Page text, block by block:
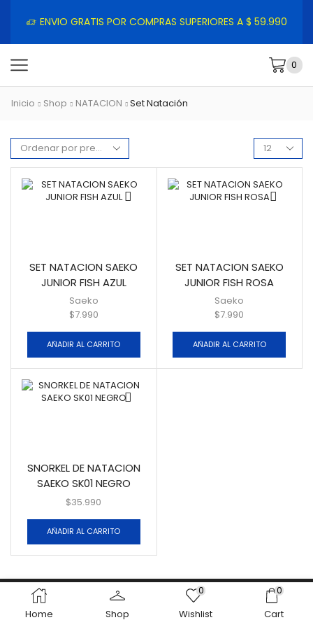
ENVIO GRATIS POR COMPRAS SUPERIORES A $ 59.990
0
Inicio Shop NATACION Set Natación
SET NATACION SAEKO
JUNIOR FISH AZUL
Saeko
$7.990
AÑADIR AL CARRITO
SET NATACION SAEKO
JUNIOR FISH ROSA
Saeko
$7.990
AÑADIR AL CARRITO
SNORKEL DE NATACION
SAEKO SK01 NEGRO
$35.990
AÑADIR AL CARRITO
Home Shop
0
Wishlist
0
Cart